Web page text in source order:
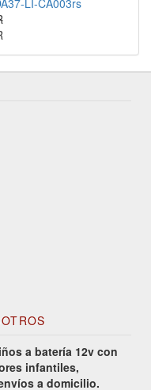
LI-CA003rs
a batería 12v con
infantiles,
a domicilio.